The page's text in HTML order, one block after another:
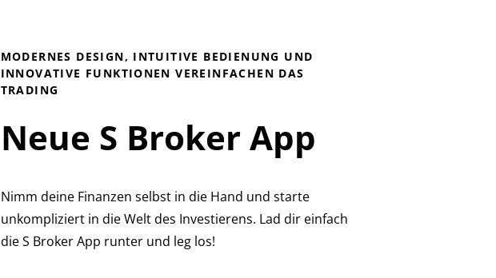
MODERNES DESIGN, INTUITIVE BEDIENUNG UND
INNOVATIVE FUNKTIONEN VEREINFACHEN DAS
TRADING
Neue S Broker App
Nimm deine Finanzen selbst in die Hand und starte
unkompliziert in die Welt des Investierens. Lad dir einfach
die S Broker App runter und leg los!